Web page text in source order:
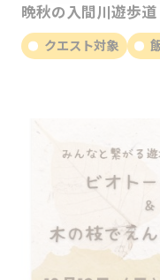
晩秋の入間川遊歩
クエスト対象